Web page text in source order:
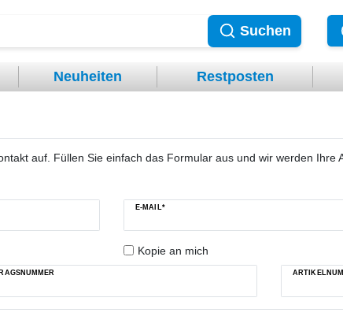
Suchen
Neuheiten Restposten
auf. Füllen Sie einfach das Formular aus und wir werden Ihre
E-MAIL*
Kopie an mich